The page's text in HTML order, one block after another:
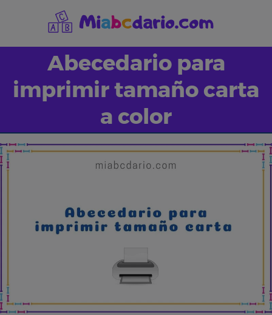
Abecedario para
imprimir tamaño carta
a color